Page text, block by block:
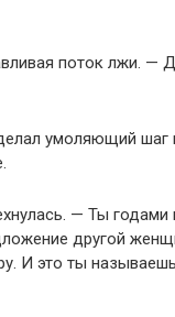
поток лжи. —
умоляющий шаг
— Ты годами
другой
И это ты